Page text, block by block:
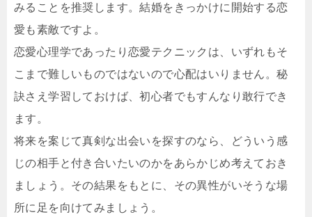
みることを推奨します。結婚をきっかけに開始する恋
愛も素敵ですよ。
恋愛心理学であったり恋愛テクニックは、いずれもそ
こまで難しいものではないので心配はいりません。秘
訣さえ学習しておけば、初心者でもすんなり敢行でき
ます。
将来を案じて真剣な出会いを探すのなら、どういう感
じの相手と付き合いたいのかをあらかじめ考えておき
ましょう。その結果をもとに、その異性がいそうな場
所に足を向けてみましょう。